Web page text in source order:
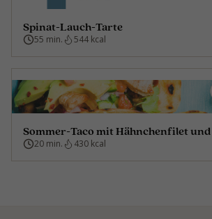
Spinat-Lauch-Tarte
55 min. 544 kcal
Sommer-Taco mit Hähnchenfilet und
20 min. 430 kcal